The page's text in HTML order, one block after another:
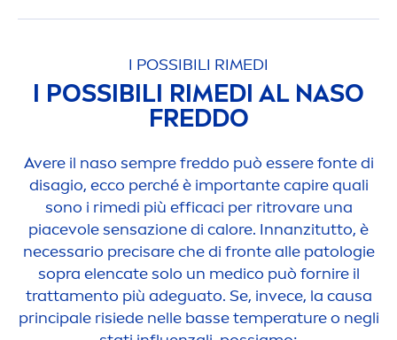
I POSSIBILI RIMEDI
I POSSIBILI RIMEDI AL NASO
FREDDO
Avere il naso sempre freddo può essere fonte di
disagio, ecco perché è importante capire quali
sono i rimedi più efficaci per ritrovare una
piacevole sensazione di calore. Innanzitutto, è
necessario precisare che di fronte alle patologie
sopra elencate solo un medico può fornire il
trattamento più adeguato. Se, invece, la causa
principale risiede nelle basse temperature o negli